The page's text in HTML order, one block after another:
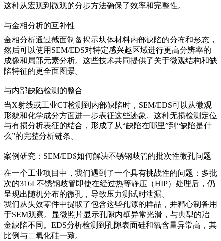
这种从宏观到微观的分步方法确保了效率和完整性。
与金相分析的互补性
金相分析通过截面制备揭示块体材料内部缺陷的分布和形态，
然后可以使用SEM/EDS对特定感兴趣区域进行更高分辨率的
成像和局部元素分析。这些技术共同提供了关于微观结构和缺
陷特征的更全面图景。
与内部缺陷检测的整合
当X射线或工业CT检测到内部缺陷时，SEM/EDS可以从微观
形貌和化学成分方面进一步表征这些迹象。这种无损检测定位
与有损分析表征的结合，形成了从“缺陷在哪里”到“缺陷是什
么”的完整分析链条。
案例研究：SEM/EDS如何解决不锈钢歧管的批次性微孔问题
在一个工业项目中，我们遇到了一个具有挑战性的问题：多批
次的316L不锈钢歧管即使在经过热等静压（HIP） 处理后，仍
呈现出随机分布的微孔，导致压力测试时泄漏。
我们从失效零件中提取了包含这些孔隙的样品，并精心制备用
于SEM观察。显微照片显示孔隙内壁异常光滑，与典型的冶
金缺陷不同。EDS分析检测到孔隙表面硅和氧含量异常高，其
比例与二氧化硅一致。